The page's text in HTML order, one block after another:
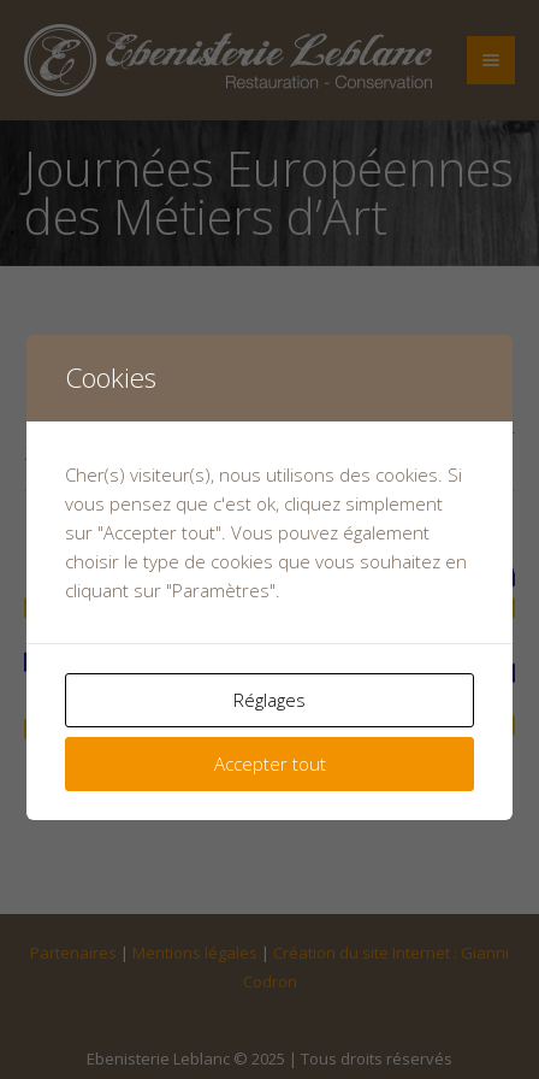
Journées Européennes
des Métiers d’Art
Européennes des Métiers d’Art 2017 – 31, 1er ET 2 AVRIL
2017
Partenaires | Mentions légales | Création du site Internet : Gianni
Codron
Ebenisterie Leblanc © 2025 | Tous droits réservés
Cookies
Cher(s) visiteur(s), nous utilisons des cookies. Si
vous pensez que c'est ok, cliquez simplement
sur "Accepter tout". Vous pouvez également
choisir le type de cookies que vous souhaitez en
cliquant sur "Paramètres".
Réglages
Accepter tout